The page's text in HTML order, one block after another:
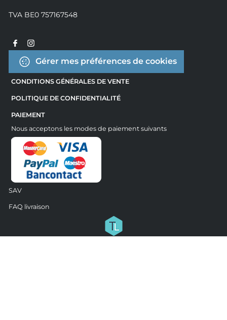
TVA BE0 757167548
Gérer mes préférences de cookies
CONDITIONS GÉNÉRALES DE VENTE
POLITIQUE DE CONFIDENTIALITÉ
PAIEMENT
Nous acceptons les modes de paiement suivants
SAV
FAQ livraison